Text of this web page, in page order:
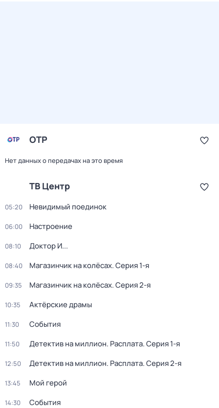
ОТР
Нет данных о передачах на это время
ТВ Центр
05:20 Невидимый поединок
06:00 Настроение
08:10 Доктор И...
08:40 Магазинчик на колёсах. Серия 1-я
09:35 Магазинчик на колёсах. Серия 2-я
10:35 Актёрские драмы
11:30 События
11:50 Детектив на миллион. Расплата. Серия 1-я
12:50 Детектив на миллион. Расплата. Серия 2-я
13:45 Мой герой
14:30 События